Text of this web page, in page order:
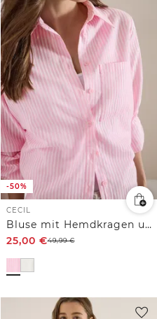
-50%
CECIL
Bluse mit Hemdkragen und Streifen
25,00 €49,99€